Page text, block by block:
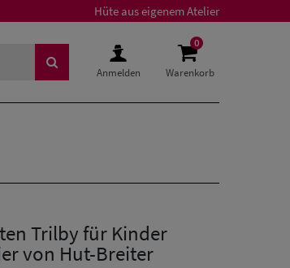
Hüte aus eigenem Atelier
Anmelden
0
Warenkorb
Trilby für Kinder
von Hut-Breiter